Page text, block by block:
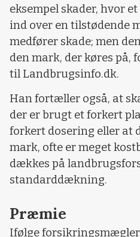
eksempel skader, hvor
ind over en tilstødende
medfører skade; men
den mark, der køres på,
til Landbrugsinfo.dk.
Han fortæller også, at
der er brugt et forkert
forkert dosering eller at
mark, ofte er meget
dækkes på
standarddækning.
Præmie
Ifølge